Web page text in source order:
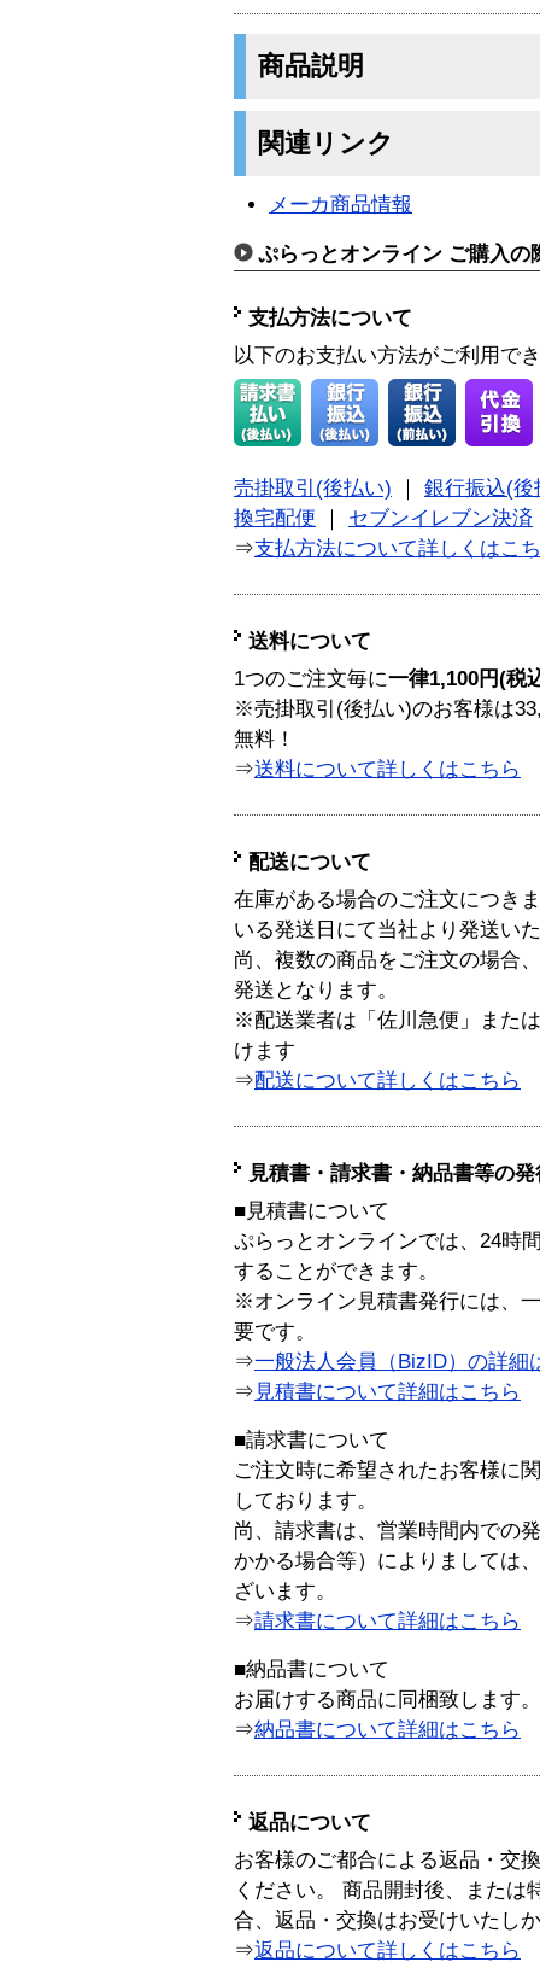
商品説明
関連リンク
メーカ商品情報
ぷらっとオンライン ご購入の
支払方法について
以下のお支払い方法がご利用で
売掛取引(後払い)
銀行振込(後
換宅配便
セブンイレブン決済
⇒支払方法について詳しくはこ
送料について
1つのご注文毎に一律1,100円(税
※売掛取引(後払い)のお客様は
無料！
⇒送料について詳しくはこちら
配送について
在庫がある場合のご注文につき
いる発送日にて当社より発送い
尚、複数の商品をご注文の場合
発送となります。
※配送業者は「佐川急便」また
けます
⇒配送について詳しくはこちら
見積書・請求書・納品書等の
■見積書について
ぷらっとオンラインでは、24時
することができます。
※オンライン見積書発行には、
要です。
⇒一般法人会員（BizID）の詳細
⇒ 見積書について詳細はこちら
■請求書について
ご注文時に希望されたお客様に
しております。
尚、請求書は、営業時間内での
かかる場合等）によりましては
ざいます。
⇒請求書について詳細はこちら
■納品書について
お届けする商品に同梱致します。
⇒納品書について詳細はこちら
返品について
お客様のご都合による返品・交
ください。 商品開封後、または
合、返品・交換はお受けいたし
⇒返品について詳しくはこちら